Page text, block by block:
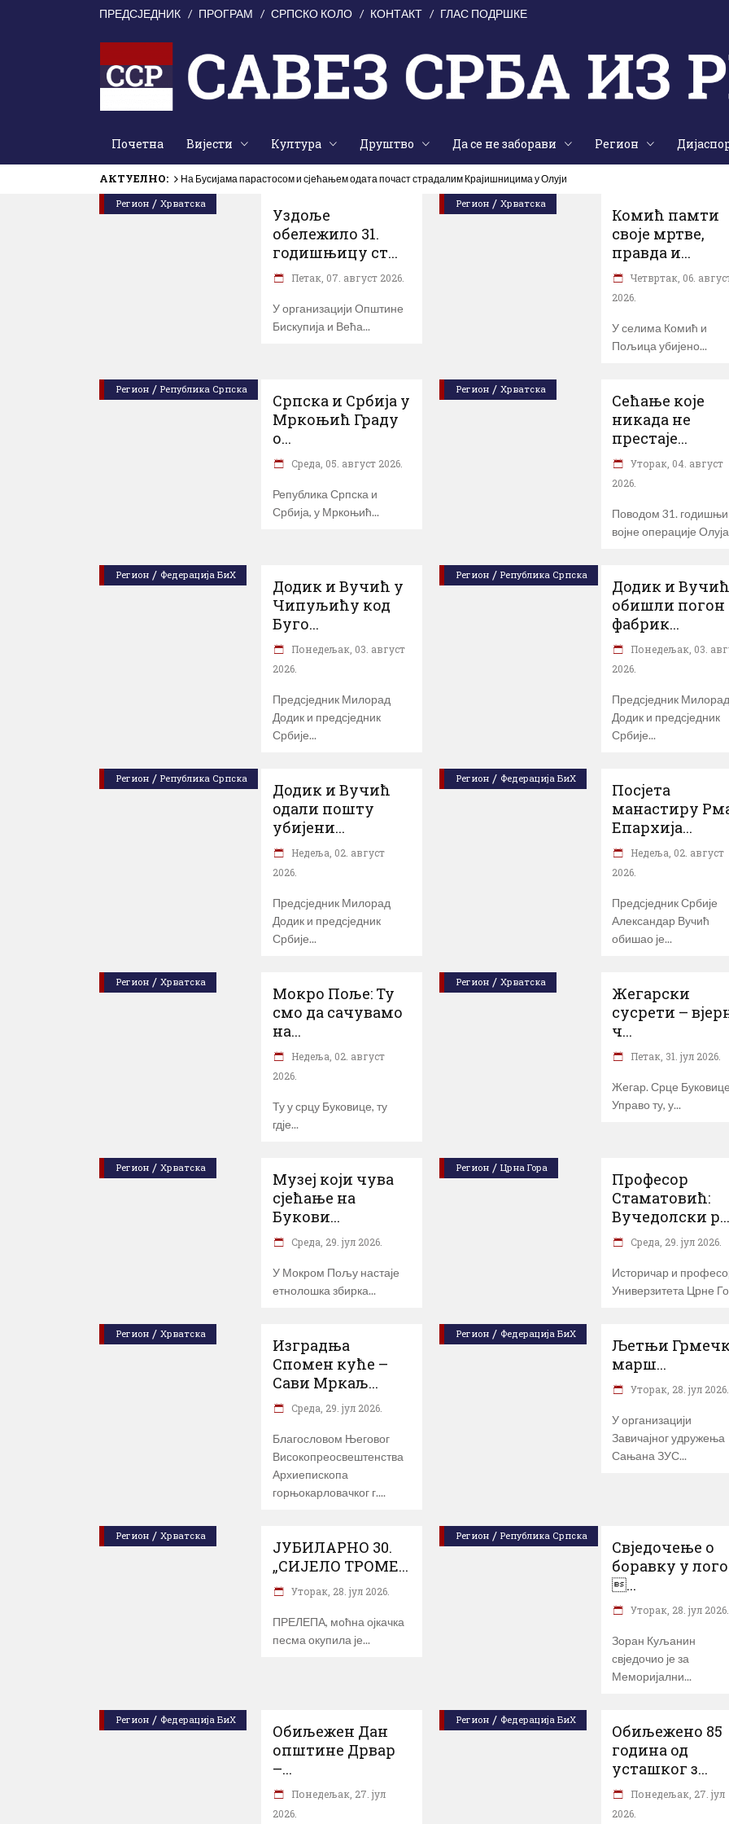
ПРЕДСЈЕДНИК ПРОГРАМ СРПСКО КОЛО КОНТАКТ ГЛАС ПОДРШКЕ
Почетна Вијести Култура Друштво Да се не заборави Регион
АКТУЕЛНО:
На Бусијама парастосом и сјећањем одата почаст страдалим Крајишницима у Олуји
Регион / Хрватска
Уздоље
обележило 31.
годишњицу ст...
Петак, 07. август 2026.
У организацији Општине
Бискупија и Већа
Регион/ Хрватска
Комић памти
своје мртве,
правда и...
Четвртак, 06.
2026.
У селима Комић и
Пољица убијено
Регион / Република Српска
Српска и Србија у
Мркоњић Граду
о...
Cреда, 05. август 2026.
Република Српска и
Србија, у Мркоњић
Регион/ Хрватска
Сећање које
никада не
престаје...
Уторак, 04. август
2026.
Поводом 31.
војне операције
Регион / Федерација БиХ
Додик и Вучић у
Чипуљићу код
Буго...
Понедељак, 03. август
2026.
Предсједник Милорад
Додик и предсједник
Србије
Регион/ Република Српска
Додик и Вучић
обишли погон
фабрик...
Понедељак, 03.
2026.
Предсједник Милорад
Додик и предсједник
Србије
Регион / Република Српска
Додик и Вучић
одали пошту
убијени...
Недеља, 02. август
2026.
Предсједник Милорад
Додик и предсједник
Србије
Регион/ Федерација БиХ
Посјета
манастиру
Епархија...
Недеља, 02. август
2026.
Предсједник Србије
Александар Вучић
обишао је
Регион / Хрватска
Мокро Поље: Ту
смо да сачувамо
на...
Недеља, 02. август
2026.
Ту у срцу Буковице, ту
гдје
Регион/ Хрватска
Жегарски
сусрети –
ч...
Петак, 31. јул 2026.
Жегар. Срце
Управо ту, у
Регион / Хрватска
Музеј који чува
сјећање на
Букови...
Cреда, 29. јул 2026.
У Мокром Пољу настаје
етнолошка збирка
Регион/ Црна Гора
Професор
Стаматовић:
Вучедолски р...
Cреда, 29. јул 2026.
Историчар и
Универзитета Црне
Регион / Хрватска
Изградња
Спомен куће –
Сави Мркаљ...
Cреда, 29. јул 2026.
Благословом Његовог
Високопреосвештенства
Архиепископа
горњокарловачког г.
Регион/ Федерација БиХ
Љетњи
марш...
Уторак, 28. јул 2026.
У организацији
Завичајног удружења
Сањана ЗУС
Регион / Хрватска
ЈУБИЛАРНО 30.
„СИЈЕЛО ТРОМЕ...
Уторак, 28. јул 2026.
ПРЕЛЕПА, моћна ојкачка
песма окупила је
Регион/ Република Српска
Свједочење о
боравку у
...
Уторак, 28. јул 2026.
Зоран Куљанин
свједочио је за
Меморијални
Регион / Федерација БиХ
Обиљежен Дан
општине Дрвар
–...
Понедељак, 27. јул
2026.
Регион/ Федерација БиХ
Обиљежено 85
година од
усташког з...
Понедељак, 27. јул
2026.